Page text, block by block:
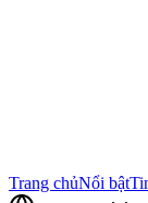
Trang chủNổi bật